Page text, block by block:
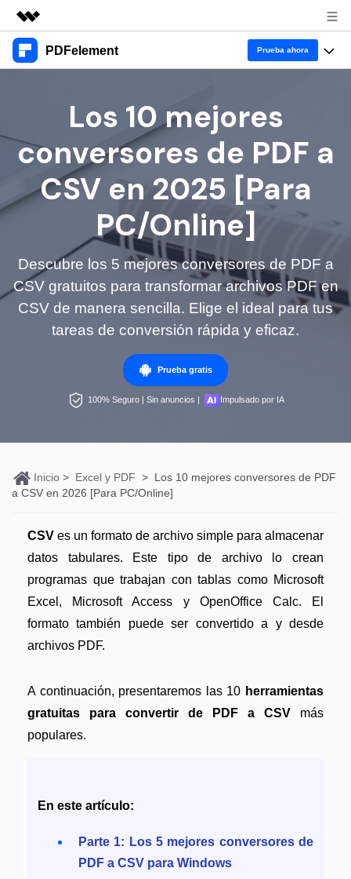
Productos destacados
Soluciones
Quiénes somos
Sala de prensa
Tienda
PDFelement Prueba ahora
Escritorio
PDFelement para Windows
PDFelement para Mac
Aplicación móvil
PDFelement para iPhone/iPad
PDFelement para Android
Nube
Wondershare PDFelement Cloud
PDFelement Pro DC
PDF online
Combinar PDF
Convertir Word a PDF
Lector de IA
Más herrmientas online
Características
Educativas
Leer PDF
Anotar PDF
Crear PDF
Unir PDF
Convertir PDF
Organizar PDF
Profesionales
Formulario de PDF
Firmar PDF
eSign PDF
PDF OCR
Proteger PDF
Soluciones completas
Chat con PDF
Resumidor de PDF con IA
Traductor de PDF con IA
Corrector gramatical de IA
Detectar contenido de IA
Chat IA con documentos
Todas las herramientas de IA
Recursos
IA de PDF
Anotación de PDF
Leer PDF
Organización de PDF
Softwares de PDF
Trucos de PDF
Trucos para Mac
Trucos para Windows
Trucos para móviles
¿Por qué PDFelement?
Reseñas
Comparación de software
Usar mejor PDFelement
Negocios
1-10 usuarios
10+ usuarios
Prueba gratis Comprar ahora
Iniciar sesión
Los 10 mejores
conversores de PDF a
CSV en 2025 [Para
PC/Online]
Descubre los 5 mejores conversores de PDF a
CSV gratuitos para transformar archivos PDF en
CSV de manera sencilla. Elige el ideal para tus
tareas de conversión rápida y eficaz.
Prueba gratis
100% Seguro | Sin anuncios | Impulsado por IA
Inicio > Excel y PDF > Los 10 mejores conversores de PDF
a CSV en 2026 [Para PC/Online]
CSV es un formato de archivo simple para almacenar
datos tabulares. Este tipo de archivo lo crean
programas que trabajan con tablas como Microsoft
Excel, Microsoft Access y OpenOffice Calc. El
formato también puede ser convertido a y desde
archivos PDF.
A continuación, presentaremos las 10 herramientas
gratuitas para convertir de PDF a CSV más
populares.
En este artículo:
Parte 1: Los 5 mejores conversores de
PDF a CSV para Windows